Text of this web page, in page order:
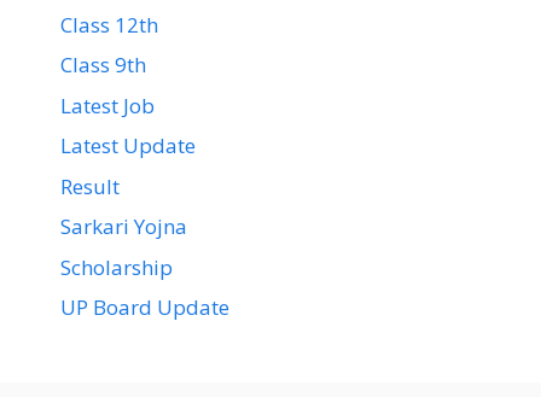
Class 12th
Class 9th
Latest Job
Latest Update
Result
Sarkari Yojna
Scholarship
UP Board Update